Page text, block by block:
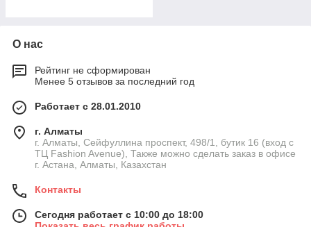
О нас
Рейтинг не сформирован
Менее 5 отзывов за последний год
Работает с 28.01.2010
г. Алматы
г. Алматы, Сейфуллина проспект, 498/1, бутик 16 (вход с
ТЦ Fashion Avenue), Также можно сделать заказ в офисе
г. Астана, Алматы, Казахстан
Контакты
Сегодня работает с 10:00 до 18:00